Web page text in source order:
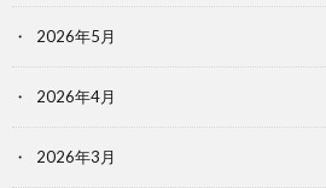
2026年5月
2026年4月
2026年3月